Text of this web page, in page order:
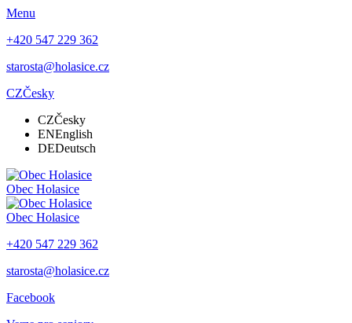
Menu
+420 547 229 362
starosta@holasice.cz
CZČesky
CZČesky
ENEnglish
DEDeutsch
Obec Holasice
Obec Holasice
+420 547 229 362
starosta@holasice.cz
Facebook